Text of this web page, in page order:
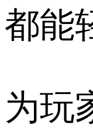
都能
为玩